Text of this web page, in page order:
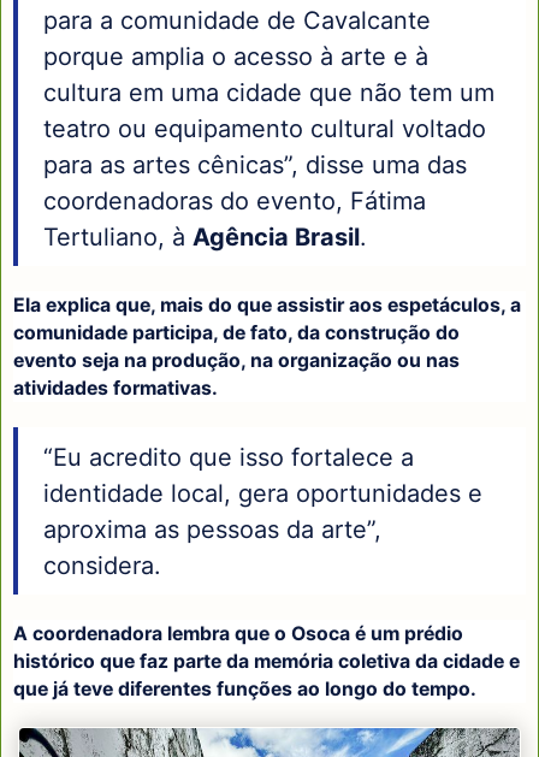
para a comunidade de Cavalcante
porque amplia o acesso à arte e à
cultura em uma cidade que não tem um
teatro ou equipamento cultural voltado
para as artes cênicas”, disse uma das
coordenadoras do evento, Fátima
Tertuliano, à Agência Brasil.
Ela explica que, mais do que assistir aos espetáculos, a
comunidade participa, de fato, da construção do
evento seja na produção, na organização ou nas
atividades formativas.
“Eu acredito que isso fortalece a
identidade local, gera oportunidades e
aproxima as pessoas da arte”,
considera.
A coordenadora lembra que o Osoca é um prédio
histórico que faz parte da memória coletiva da cidade e
que já teve diferentes funções ao longo do tempo.